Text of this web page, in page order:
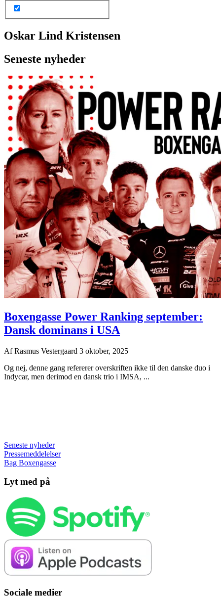
Oskar Lind Kristensen
Seneste nyheder
Boxengasse Power Ranking september:
Dansk dominans i USA
AfRasmus Vestergaard 3 oktober, 2025
Og nej, denne gang refererer overskriften ikke til den danske duo i
Indycar, men derimod en dansk trio i IMSA, ...
Seneste nyheder
Pressemeddelelser
Bag Boxengasse
Lyt med på
Sociale medier